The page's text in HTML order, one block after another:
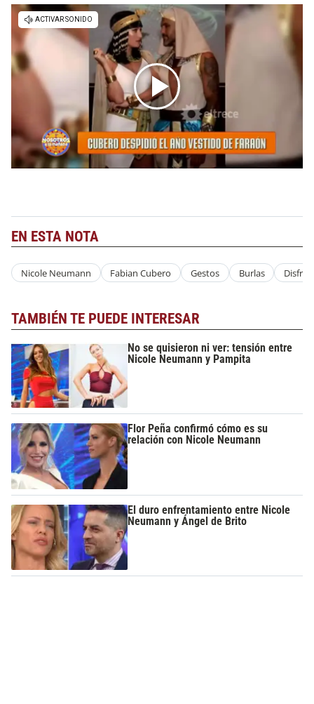
EN ESTA NOTA
Nicole Neumann Fabian Cubero Gestos Burlas Disfraz
TAMBIÉN TE PUEDE INTERESAR
No se quisieron ni ver: tensión entre
Nicole Neumann y Pampita
Flor Peña confirmó cómo es su
relación con Nicole Neumann
El duro enfrentamiento entre Nicole
Neumann y Ángel de Brito